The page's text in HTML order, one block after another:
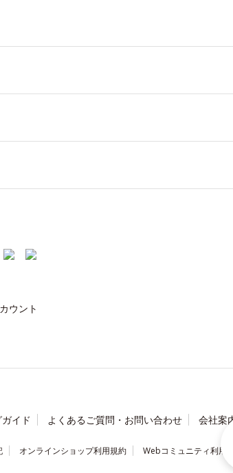
ウント
イド よくあるご質問・お問い合わせ 会社案
オンラインショップ利用規約 Webコミュニティ利用規